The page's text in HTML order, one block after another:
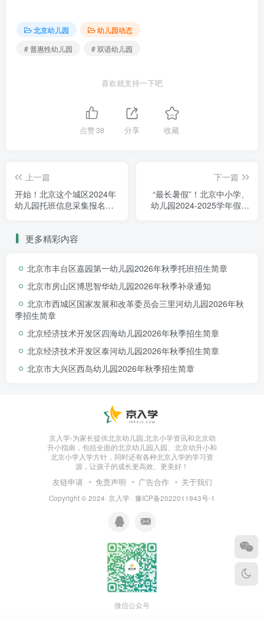
教学时间15分钟左右为一个
时间段。内容以五大领域授
课，区域活动、游戏等等为
插入语言类和兴趣类教学。充
数学区等活动区进行教学。
10:00—10:20
餐量不会太大，种类一到两
样。
例如：酸奶、海苔。
10:20—11:20
户外活动
在游戏化的户外活动中，幼儿
能够自主、自愿的参加户外活
玩好动的天性，又增加他们与
大自然的亲近感。
例：篮球、跑步、攀爬
北京幼儿园
幼儿园动态
# 普惠性幼儿园
# 双语幼儿园
喜欢就支持一下吧
点赞38 分享 收藏
上一篇
开始！北京这个城区2024年
幼儿园托班信息采集报名已
下一篇
“最长暑假”！北京中小学、
幼儿园2024-2025学年假期
更多精彩内容
北京市丰台区嘉园第一幼儿园2026年秋季托班招生简章
北京市房山区博思智华幼儿园2026年秋季补录通知
北京市西城区国家发展和改革委员会三里河幼儿园2026年秋
季招生简章
北京经济技术开发区四海幼儿园2026年秋季招生简章
北京经济技术开发区泰河幼儿园2026年秋季招生简章
北京市大兴区西岛幼儿园2026年秋季招生简章
京入学-为家长提供北京幼儿园,北京小学资讯和北京幼
升小指南，包括全面的北京幼儿园入园、北京幼升小和
北京小学入学方针，同时还有各种北京入学的学习资
源，让孩子的成长更高效、更美好！
友链申请 免责声明 广告合作 关于我们
Copyright © 2024· 京入学 · 豫ICP备2022011943号-1
微信公众号